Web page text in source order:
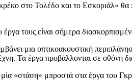
στο Τολέδο και το Εσκοριάλ»
τους είναι σήμερα
μια οπτικοακουστική
Τα έργα προβάλλονται σε οθόνη
«στάση» μπροστά στα έργα του